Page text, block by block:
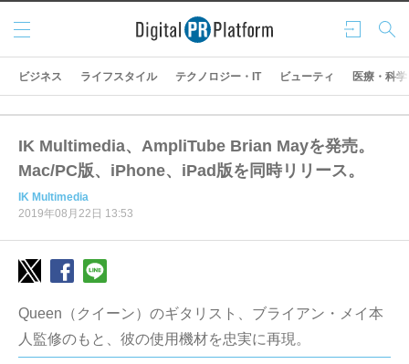
ログ
イン
検索
メニ
ュー
ビジネス ライフスタイル テクノロジー・IT ビューティ 医療・科学
IK Multimedia、AmpliTube Brian Mayを発売。
Mac/PC版、iPhone、iPad版を同時リリース。
IK Multimedia
2019年08月22日 13:53
Queen（クイーン）のギタリスト、ブライアン・メイ本
人監修のもと、彼の使用機材を忠実に再現。